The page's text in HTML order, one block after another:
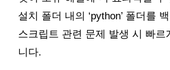
설치 폴더 내의 ‘python’ 폴더를
스크립트 관련 문제 발생 시 빠르
니다.